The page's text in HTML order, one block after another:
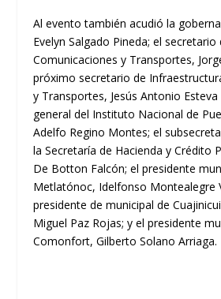
Al evento también acudió la
Evelyn Salgado Pineda; el
Comunicaciones y Transportes,
próximo secretario de
y Transportes, Jesús Antonio
general del Instituto Nacional de
Adelfo Regino Montes; el
la Secretaría de Hacienda y Crédito
De Botton Falcón; el presidente
Metlatónoc, Idelfonso Montealegre
presidente de municipal de
Miguel Paz Rojas; y el presidente
Comonfort, Gilberto Solano Arriaga.